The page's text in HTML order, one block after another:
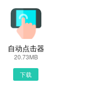
载安装完即可 第五步：
自动点击器
20.73MB
下载